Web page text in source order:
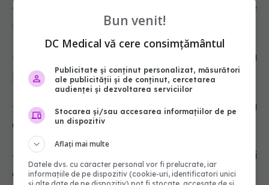
- dureri care pornesc de la spate și șolduri și se
răspândesc la picioare
- durere, amorțeală sau slăbiciune în mâini sau
picioare
- umflături dureroase în țesuturile ochiului sau
ale pleoapei
- activitate a sistemului imunitar în nervii oculari
care provoacă durere sau pierderea vederii.
Bun venit!
DC Medical vă cere consimțământul
Publicitate și conținut personalizat, măsurători
ale publicității și de conținut, cercetarea
audienței și dezvoltarea serviciilor
Stocarea și/sau accesarea informațiilor de pe
un dispozitiv
Aflați mai multe
Datele dvs. cu caracter personal vor fi prelucrate, iar
informațiile de pe dispozitiv (cookie-uri, identificatori unici